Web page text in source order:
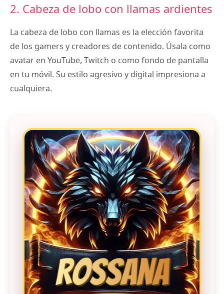
2. Cabeza de lobo con llamas ardientes
La cabeza de lobo con llamas es la elección favorita
de los gamers y creadores de contenido. Úsala como
avatar en YouTube, Twitch o como fondo de pantalla
en tu móvil. Su estilo agresivo y digital impresiona a
cualquiera.